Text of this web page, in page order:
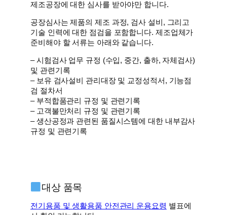
제조공장에 대한 심사를 받아야만 합니다.
공장심사는 제품의 제조 과정, 검사 설비, 그리고
기술 인력에 대한 점검을 포함합니다. 제조업체가
준비해야 할 서류는 아래와 같습니다.
– 시험검사 업무 규정 (수입, 중간, 출하, 자체검사)
및 관련기록
– 보유 검사설비 관리대장 및 교정성적서, 기능점
검 절차서
– 부적합품관리 규정 및 관련기록
– 고객불만처리 규정 및 관련기록
– 생산공정과 관련된 품질시스템에 대한 내부감사
규정 및 관련기록
대상 품목
전기용품 및 생활용품 안전관리 운용요령 별표에